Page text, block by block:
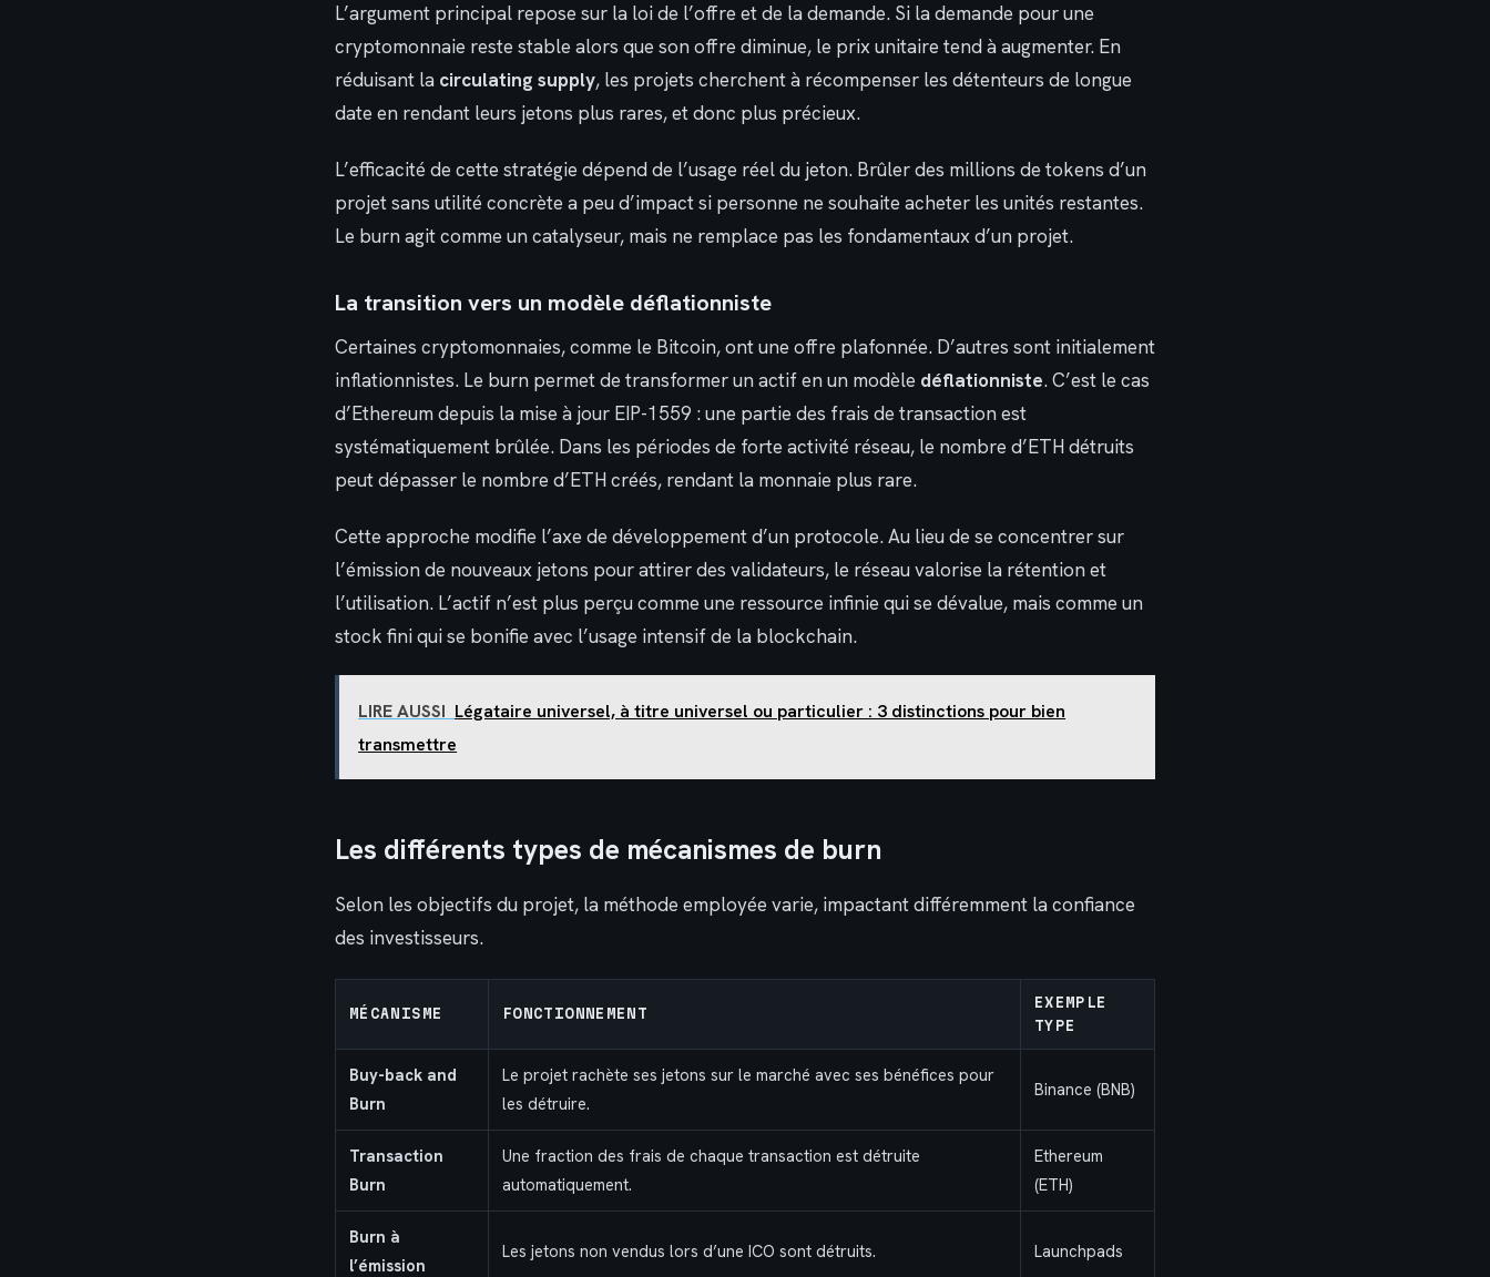
L’argument principal repose sur la loi de l’offre et de la demande. Si la demande pour une
cryptomonnaie reste stable alors que son offre diminue, le prix unitaire tend à augmenter. En
réduisant la circulating supply, les projets cherchent à récompenser les détenteurs de longue
date en rendant leurs jetons plus rares, et donc plus précieux.
L’efficacité de cette stratégie dépend de l’usage réel du jeton. Brûler des millions de tokens d’un
projet sans utilité concrète a peu d’impact si personne ne souhaite acheter les unités restantes.
Le burn agit comme un catalyseur, mais ne remplace pas les fondamentaux d’un projet.
La transition vers un modèle déflationniste
Certaines cryptomonnaies, comme le Bitcoin, ont une offre plafonnée. D’autres sont initialement
inflationnistes. Le burn permet de transformer un actif en un modèle déflationniste. C’est le cas
d’Ethereum depuis la mise à jour EIP-1559 : une partie des frais de transaction est
systématiquement brûlée. Dans les périodes de forte activité réseau, le nombre d’ETH détruits
peut dépasser le nombre d’ETH créés, rendant la monnaie plus rare.
Cette approche modifie l’axe de développement d’un protocole. Au lieu de se concentrer sur
l’émission de nouveaux jetons pour attirer des validateurs, le réseau valorise la rétention et
l’utilisation. L’actif n’est plus perçu comme une ressource infinie qui se dévalue, mais comme un
stock fini qui se bonifie avec l’usage intensif de la blockchain.
LIRE AUSSI Légataire universel, à titre universel ou particulier : 3 distinctions pour bien
transmettre
Les différents types de mécanismes de burn
Selon les objectifs du projet, la méthode employée varie, impactant différemment la confiance
des investisseurs.
MÉCANISME FONCTIONNEMENT
EXEMPLE
TYPE
Buy-back and
Burn
Le projet rachète ses jetons sur le marché avec ses bénéfices pour
les détruire.
Binance (BNB)
Transaction
Burn
Une fraction des frais de chaque transaction est détruite
automatiquement.
Ethereum
(ETH)
Burn à
l’émission
Les jetons non vendus lors d’une ICO sont détruits. Launchpads